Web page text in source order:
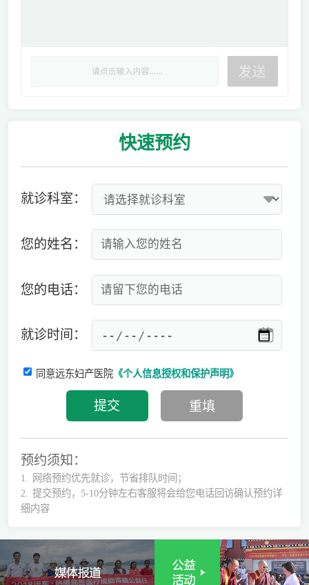
快速预约
就诊科室：
您的姓名：
您的电话：
就诊时间：
同意远东妇产医院《个人信息授权和保护声明》
预约须知：
1.
网络预约优先就诊，节省排队时间；
2.
提交预约，5-10分钟左右客服将会给您电话回访确认预约详
细内容